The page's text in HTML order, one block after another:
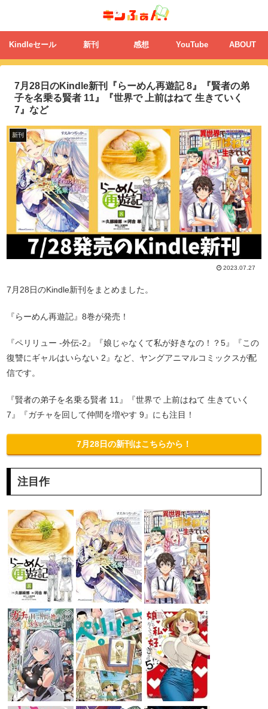
Kindleセール 新刊 感想 YouTube ABOUT
7月28日のKindle新刊『らーめん再遊記 8』『賢者の弟
子を名乗る賢者 11』『世界で 上前はねて 生きていく
7』など
新刊
2023.07.27
7月28日のKindle新刊をまとめました。
『らーめん再遊記』8巻が発売！
『ペリリュー -外伝-2』『娘じゃなくて私が好きなの！？5』『この
復讐にギャルはいらない 2』など、ヤングアニマルコミックスが配
信です。
『賢者の弟子を名乗る賢者 11』『世界で 上前はねて 生きていく
7』『ガチャを回して仲間を増やす 9』にも注目！
7月28日の新刊はこちらから！
注目作